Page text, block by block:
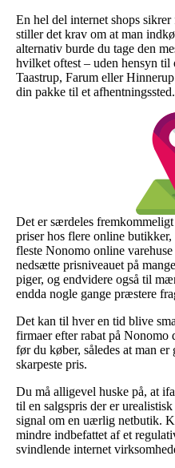
En hel del internet shops
stiller det krav om at man
alternativ burde du tage den
hvilket oftest – uden hensyn
Taastrup, Farum eller
din pakke til et afhentningssted.
Det er særdeles
priser hos flere online
fleste Nonomo online
nedsætte prisniveauet på
piger, og endvidere også til
endda nogle gange præstere
Det kan til hver en tid blive
firmaer efter rabat på
før du køber, således at man er
skarpeste pris.
Du må alligevel huske på, at
til en salgspris der er
signal om en uærlig netbutik.
mindre indbefattet af et
svindlende internet